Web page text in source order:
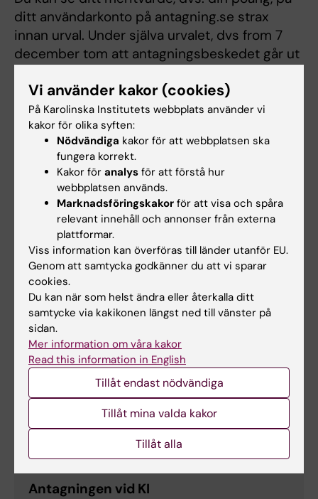
ditt användarkonto på antagning.se strax
innan urval. Under själva urvalet, dvs from 7
december tom att antagningsbeskedet går ut
ditt meritvärde då systemet är stängt för
urval. Besked om urvalsresultat meddelas i
antagningsbeskedet på antagning.se. Du
måste tacka ja inom utsatt tid för att få
behålla platsen om du antagits eller
reservplacerats.
Kontakta PIL
PIL
E-post:
pil@ki.se
PIL svarar på frågor om urvalsprocessen,
begåvningstest, intervjuerna och meritvärdering i
PIL.
Kontakta Antagningen
Antagningen vid KI
Vi använder kakor (cookies)
På Karolinska Institutets webbplats använder vi
kakor för olika syften:
Nödvändiga kakor för att webbplatsen ska
fungera korrekt.
Kakor för analys för att förstå hur
webbplatsen används.
Marknadsföringskakor för att visa och spåra
relevant innehåll och annonser från externa
plattformar.
Viss information kan överföras till länder utanför EU.
Genom att samtycka godkänner du att vi sparar
cookies.
Du kan när som helst ändra eller återkalla ditt
samtycke via kakikonen längst ned till vänster på
sidan.
Mer information om våra kakor
Read this information in English
Tillåt endast nödvändiga
Tillåt mina valda kakor
Tillåt alla